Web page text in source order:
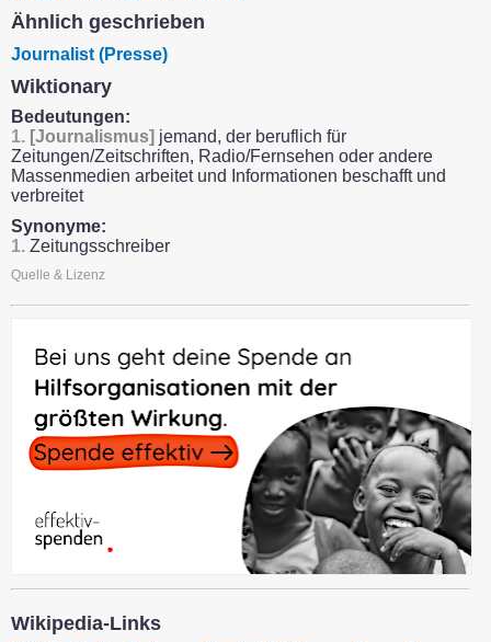
Ähnlich geschrieben
Journalist (Presse)
Wiktionary
Bedeutungen:
1. [Journalismus] jemand, der beruflich für
Zeitungen/Zeitschriften, Radio/Fernsehen oder andere
Massenmedien arbeitet und Informationen beschafft und
verbreitet
Synonyme:
1. Zeitungsschreiber
Quelle & Lizenz
Wikipedia-Links